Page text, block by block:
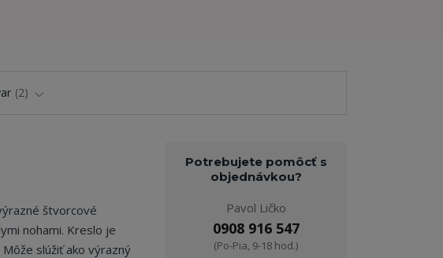
2
štvorcové
nohami. Kreslo je
slúžiť ako výrazný
Potrebujete pomôcť s
objednávkou?
Pavol Ličko
0908 916 547
(Po-Pia, 9-18 hod.)